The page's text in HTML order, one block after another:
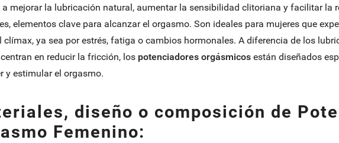
a mejorar la lubricación natural, aumentar la sensibilidad clitoriana y facilitar la
elementos clave para alcanzar el orgasmo. Son ideales para mujeres que
clímax, ya sea por estrés, fatiga o cambios hormonales. A diferencia de los
en reducir la fricción, los potenciadores orgásmicosestán diseñados
y estimular el orgasmo.
diseño o composición de
Femenino: